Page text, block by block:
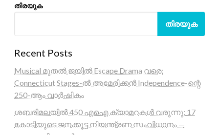
തിരയുക
തിരയുക
Recent Posts
Musical മുതൽ ജയിൽ Escape Drama വരെ:
Connecticut Stages-ൽ അമേരിക്കൻ Independence-ന്റെ
250-ആം വാർഷികം
ശബരിമലയിൽ 450 എഐ ക്യാമറകൾ വരുന്നു; 17
കോടിയുടെ ജനക്കൂട്ട നിയന്ത്രണ സംവിധാനം —